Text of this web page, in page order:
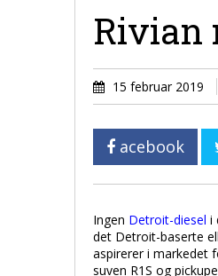
Rivian
15 februar 2019
acebook
Ingen Detroit-diesel i
det Detroit-baserte
aspirerer i markedet
suven R1S og